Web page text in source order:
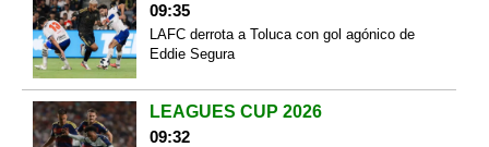
09:35
LAFC derrota a Toluca con gol agónico de
Eddie Segura
LEAGUES CUP 2026
09:32